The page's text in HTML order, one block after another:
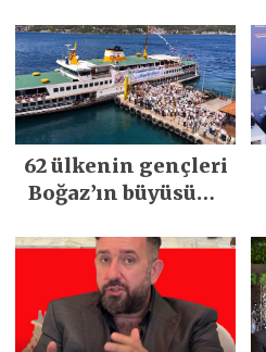
heyelan sonrası
kritik uyarı
62 ülkenin gençleri
Boğaz’ın büyüsüne